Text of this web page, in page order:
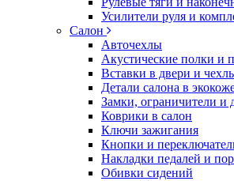
Усилители руля и
Салон
Авточехлы
Акустические полки и
Вставки в двери и
Детали салона в
Замки, ограничители и
Коврики в салон
Ключи зажигания
Кнопки и
Накладки педалей и
Обивки сидений